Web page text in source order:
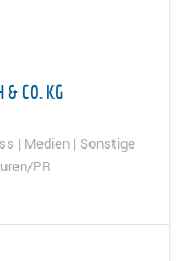
& CO. KG
| Medien | Sonstige
PR